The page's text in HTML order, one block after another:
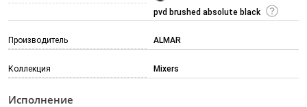
pvd brushed absolute black
Производитель ALMAR
Коллекция Mixers
Исполнение